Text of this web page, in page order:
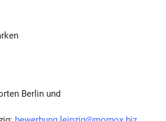
Berlin und